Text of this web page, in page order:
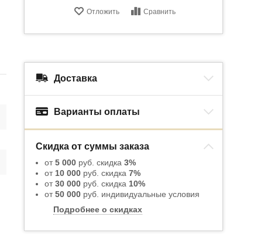
Отложить Сравнить
Доставка
Варианты оплаты
Скидка от суммы заказа
от5 000 руб. скидка 3%
от 10 000 руб. скидка 7%
от30 000 руб. скидка 10%
от50 000 руб. индивидуальные условия
Подробнее о скидках